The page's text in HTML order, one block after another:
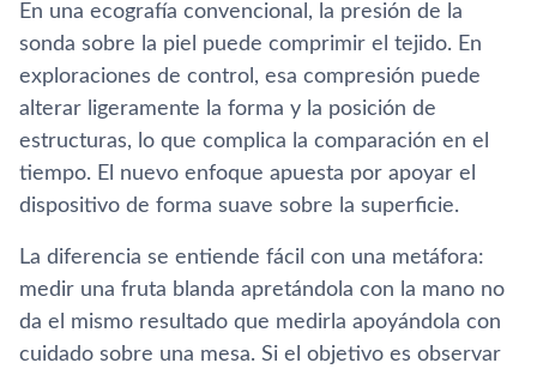
En una ecografía convencional, la presión de la
sonda sobre la piel puede comprimir el tejido. En
exploraciones de control, esa compresión puede
alterar ligeramente la forma y la posición de
estructuras, lo que complica la comparación en el
tiempo. El nuevo enfoque apuesta por apoyar el
dispositivo de forma suave sobre la superficie.
La diferencia se entiende fácil con una metáfora:
medir una fruta blanda apretándola con la mano no
da el mismo resultado que medirla apoyándola con
cuidado sobre una mesa. Si el objetivo es observar